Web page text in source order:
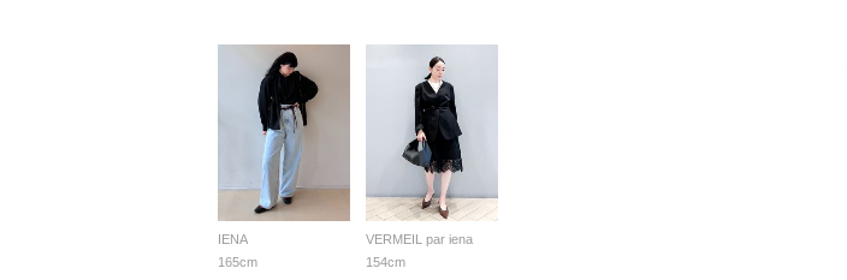
IENA
165cm
VERMEIL par iena
154cm